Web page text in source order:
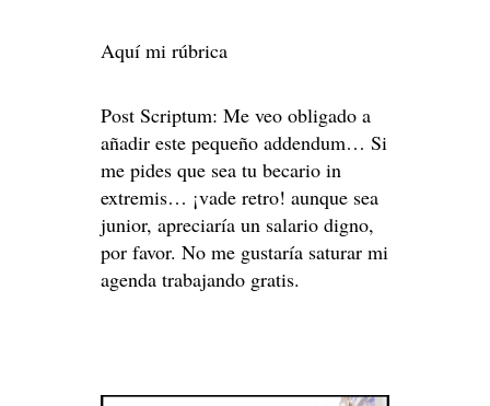
Aquí mi rúbrica
Post Scriptum: Me veo obligado a
añadir este pequeño addendum… Si
me pides que sea tu becario in
extremis… ¡vade retro! aunque sea
junior, apreciaría un salario digno,
por favor. No me gustaría saturar mi
agenda trabajando gratis.